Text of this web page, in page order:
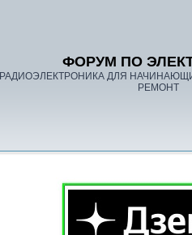
ФОРУМ ПО
РАДИОЭЛЕКТРОНИКА ДЛЯ
РЕМОНТ